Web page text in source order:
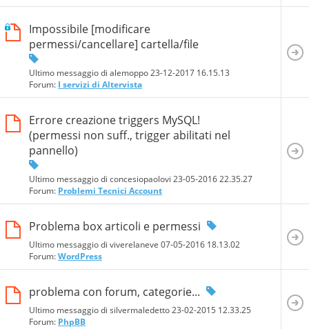
Impossibile [modificare
permessi/cancellare] cartella/file
Ultimo messaggio di alemoppo 23-12-2017 16.15.13
Forum: I servizi di Altervista
Errore creazione triggers MySQL!
(permessi non suff., trigger abilitati nel
pannello)
Ultimo messaggio di concesiopaolovi 23-05-201622.35.27
Forum: Problemi Tecnici Account
Problema box articoli e permessi
Ultimo messaggio di viverelaneve 07-05-2016 18.13.02
Forum:WordPress
problema con forum, categorie...
Ultimo messaggio di silvermaledetto 23-02-2015 12.33.25
Forum: PhpBB